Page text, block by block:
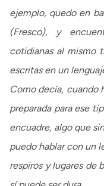
ejemplo, quedo en
(Fresco), y
cotidianas al mismo
escritas en un
Como decía, cuando
preparada para ese
encuadre, algo que
puedo hablar con un
respiros y lugares de